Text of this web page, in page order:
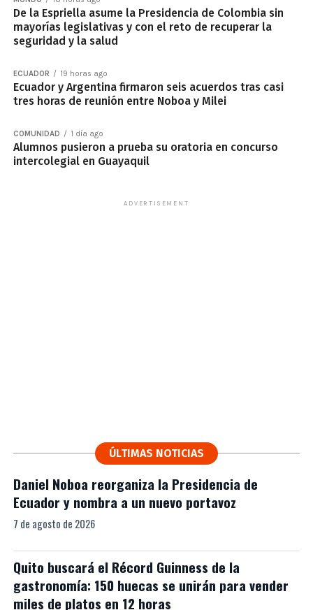
De la Espriella asume la Presidencia de Colombia sin
mayorías legislativas y con el reto de recuperar la
seguridad y la salud
ECUADOR 19 horas ago
Ecuador y Argentina firmaron seis acuerdos tras casi
tres horas de reunión entre Noboa y Milei
COMUNIDAD 1 día ago
Alumnos pusieron a prueba su oratoria en concurso
intercolegial en Guayaquil
ADVERTISEMENT
ÚLTIMAS NOTICIAS
Daniel Noboa reorganiza la Presidencia de
Ecuador y nombra a un nuevo portavoz
7 de agosto de 2026
Quito buscará el Récord Guinness de la
gastronomía: 150 huecas se unirán para vender
miles de platos en 12 horas